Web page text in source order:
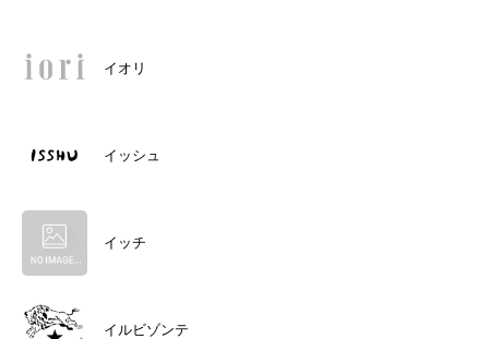
イオリ
イッシュ
イッチ
イルビゾンテ